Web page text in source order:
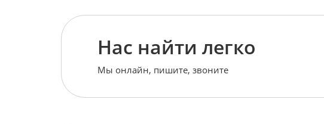
Нас найти легко
Мы онлайн, пишите, звоните